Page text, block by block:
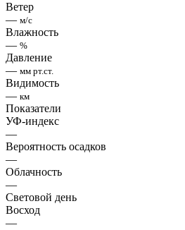
Ветер
— м/с
Влажность
— %
Давление
— мм рт.ст.
Видимость
— км
Показатели
УФ-индекс
—
Вероятность осадков
—
Облачность
—
Световой день
Восход
—